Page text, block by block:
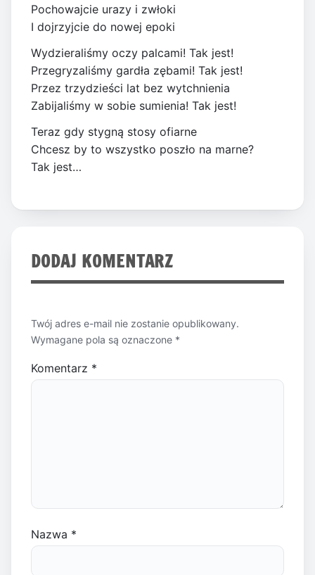
Pochowajcie urazy i zwłoki
I dojrzyjcie do nowej epoki
Wydzieraliśmy oczy palcami! Tak jest!
Przegryzaliśmy gardła zębami! Tak jest!
Przez trzydzieści lat bez wytchnienia
Zabijaliśmy w sobie sumienia! Tak jest!
Teraz gdy stygną stosy ofiarne
Chcesz by to wszystko poszło na marne?
Tak jest…
DODAJ KOMENTARZ
Twój adres e-mail nie zostanie opublikowany.
Wymagane pola są oznaczone *
Komentarz *
Nazwa *